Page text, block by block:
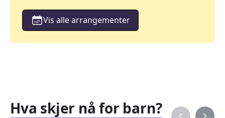
Vis alle arrangementer
Hva skjer nå for barn?